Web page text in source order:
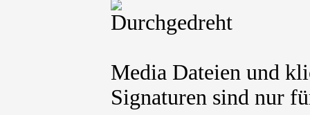
Media Dateien und
Signaturen sind nur